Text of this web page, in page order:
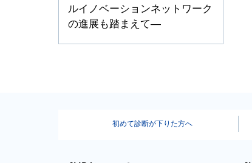
ルイノベーションネットワーク
の進展も踏まえて―
初めて診断が下りた方へ